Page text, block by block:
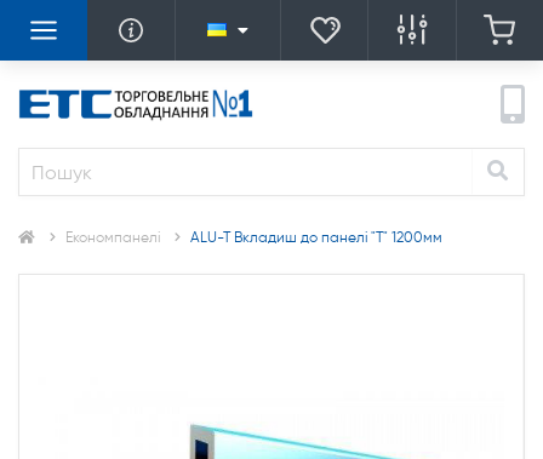
Економпанелі ALU-T Вкладиш до панелі "Т" 1200мм